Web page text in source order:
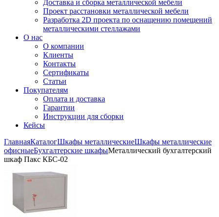
Доставка и сборка металлической мебели
Проект расстановки металлической мебели
Разработка 2D проекта по оснащению помещений
металлическими стеллажами
О нас
О компании
Клиенты
Контакты
Сертификаты
Статьи
Покупателям
Оплата и доставка
Гарантии
Инструкции для сборки
Кейсы
ГлавнаяКаталогШкафы металлическиеШкафы металлические
офисныеБухгалтерские шкафыМеталлический бухгалтерский
шкаф Пакс КБС-02